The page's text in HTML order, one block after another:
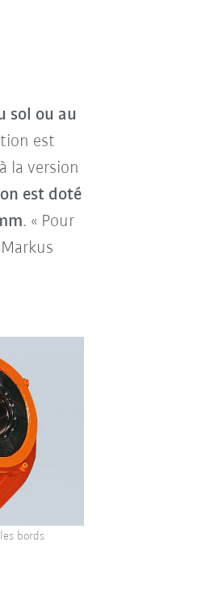
sol ou au
est
la version
est doté
. « Pour
bords